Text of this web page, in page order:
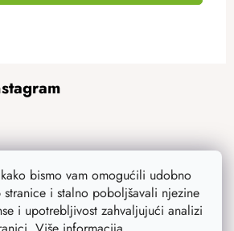
bismo vam omogućili udobno
i stalno poboljšavali njezine
i upotrebljivost zahvaljujući analizi